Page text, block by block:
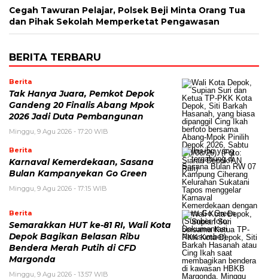
Cegah Tawuran Pelajar, Polsek Beji Minta Orang Tua
dan Pihak Sekolah Memperketat Pengawasan
BERITA TERBARU
Berita
Tak Hanya Juara, Pemkot Depok
Gandeng 20 Finalis Abang Mpok
2026 Jadi Duta Pembangunan
Minggu, 9 Agu 2026 - 17:20 WIB
Berita
Karnaval Kemerdekaan, Sasana
Bulan Kampanyekan Go Green
Minggu, 9 Agu 2026 - 17:15 WIB
Berita
Semarakkan HUT ke-81 RI, Wali Kota
Depok Bagikan Belasan Ribu
Bendera Merah Putih di CFD
Margonda
Minggu, 9 Agu 2026 - 13:57 WIB